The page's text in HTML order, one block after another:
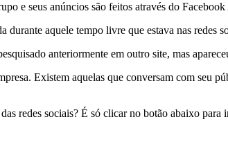
e seus anúncios são feitos através do Facebook
aquele tempo livre que estava nas redes
anteriormente em outro site, mas
Existem aquelas que conversam com
redes sociais? É só clicar no botão abaixo para